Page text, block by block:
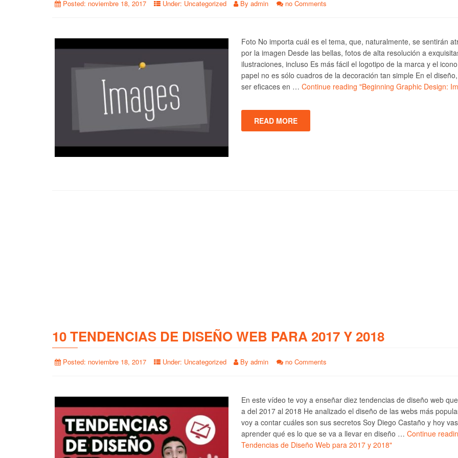
Posted: noviembre 18, 2017 Under: Uncategorized By admin no Comments
Foto No importa cuál es el tema, que, naturalmente, se sentirán
por la imagen Desde las bellas, fotos de alta resolución a
ilustraciones, incluso Es más fácil el logotipo de la marca y el
papel no es sólo cuadros de la decoración tan simple En el
ser eficaces en … Continue reading "Beginning Graphic Design:
READ MORE
10 TENDENCIAS DE DISEÑO WEB PARA 2017 Y 2018
Posted: noviembre 18, 2017 Under: Uncategorized By admin no Comments
En este vídeo te voy a enseñar diez tendencias de diseño web
a del 2017 al 2018 He analizado el diseño de las webs más
voy a contar cuáles son sus secretos Soy Diego Castaño y hoy
aprender qué es lo que se va a llevar en diseño … Continue
Tendencias de Diseño Web para 2017 y 2018"